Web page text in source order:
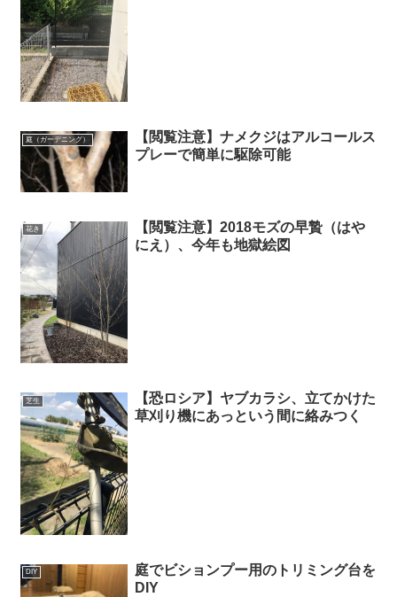
庭（ガーデニング）
【閲覧注意】ナメクジはアルコールス
プレーで簡単に駆除可能
花き
【閲覧注意】2018モズの早贄（はや
にえ）、今年も地獄絵図
芝生
【恐ロシア】ヤブカラシ、立てかけた
草刈り機にあっという間に絡みつく
DIY
庭でビションプー用のトリミング台を
DIY